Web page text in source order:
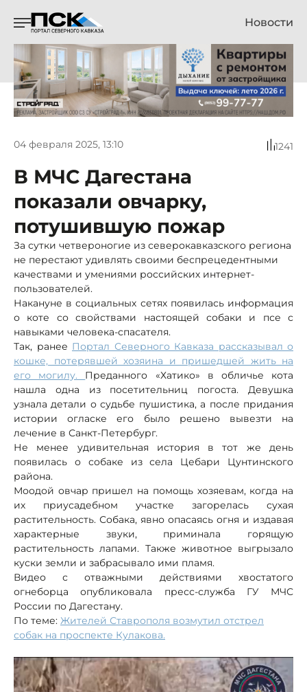
Новости
04 февраля 2025, 13:10 1241
В МЧС Дагестана
показали овчарку,
потушившую пожар
За сутки четвероногие из северокавказского региона
не перестают удивлять своими беспрецедентными
качествами и умениями российских интернет-
пользователей.
Накануне в социальных сетях появилась информация
о коте со свойствами настоящей собаки и псе с
навыками человека-спасателя.
Так, ранее Портал Северного Кавказа рассказывал о
кошке, потерявшей хозяина и пришедшей жить на
его могилу. Преданного «Хатико» в обличье кота
нашла одна из посетительниц погоста. Девушка
узнала детали о судьбе пушистика, а после придания
истории огласке его было решено вывезти на
лечение в Санкт-Петербург.
Не менее удивительная история в тот же день
появилась о собаке из села Цебари Цунтинского
района.
Моодой овчар пришел на помощь хозяевам, когда на
их приусадебном участке загорелась сухая
растительность. Собака, явно опасаясь огня и издавая
характерные звуки, приминала горящую
растительность лапами. Также животное выгрызало
куски земли и забрасывало ими пламя.
Видео с отважными действиями хвостатого
огнеборца опубликовала пресс-служба ГУ МЧС
России по Дагестану.
По теме: Жителей Ставрополя возмутил отстрел
собак на проспекте Кулакова.